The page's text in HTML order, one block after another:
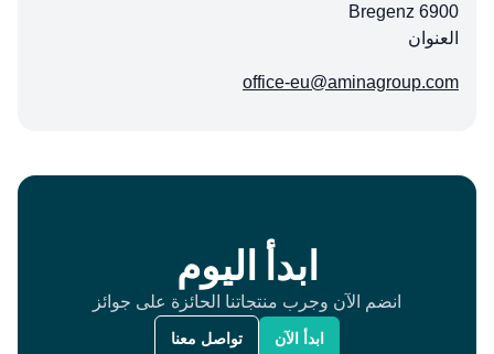
6900 Bregenz
العنوان
office-eu@aminagroup.com
ابدأ اليوم
انضم الآن وجرب منتجاتنا الحائزة على جوائز
ابدأ الآن تواصل معنا